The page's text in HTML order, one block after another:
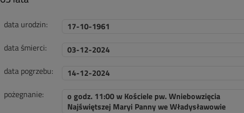
data urodzin:
17-10-1961
data śmierci:
03-12-2024
data pogrzebu:
14-12-2024
pożegnanie:
o godz. 11:00 w Kościele pw. Wniebowzięcia
Najświętszej Maryi Panny we Władysławowie